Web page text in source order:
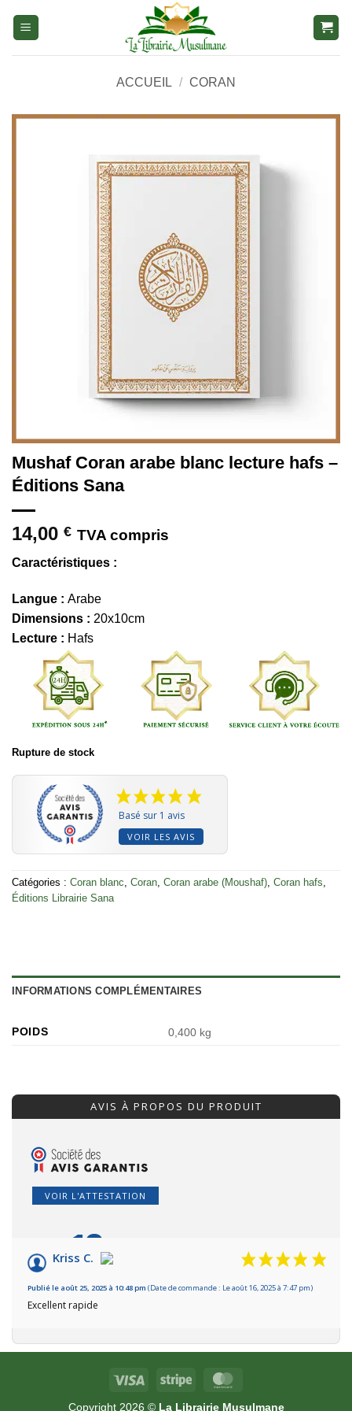
ACCUEIL / CORAN
Mushaf Coran arabe blanc lecture hafs –
Éditions Sana
14,00 € TVA compris
Caractéristiques :
Langue : Arabe
Dimensions : 20x10cm
Lecture : Hafs
Rupture de stock
Basé sur 1 avis
VOIR LES AVIS
Catégories : Coran blanc, Coran, Coran arabe (Moushaf), Coran hafs,
Éditions Librairie Sana
INFORMATIONS COMPLÉMENTAIRES
POIDS 0,400 kg
AVIS À PROPOS DU PRODUIT
VOIR L'ATTESTATION
10/10
Basé sur 1 avis
Kriss C.
Publié le août 25, 2025 à 10:48 pm (Date de commande : Le août 16, 2025 à 7:47 pm)
Excellent rapide
Visa Stripe
Copyright 2026 © La Librairie Musulmane